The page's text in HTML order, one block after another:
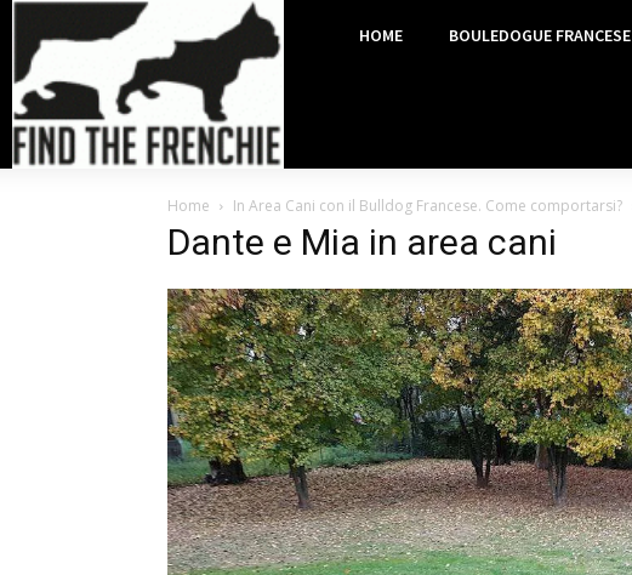
HOME BOULEDOGUE FRANCESE
Home In Area Cani con il Bulldog Francese. Come comportarsi?
Dante e Mia in area cani